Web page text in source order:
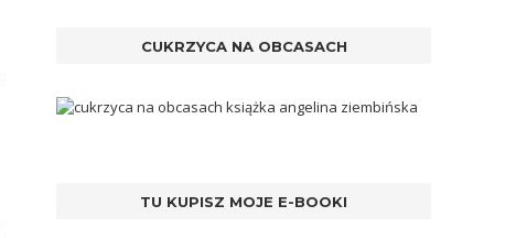
CUKRZYCA NA OBCASACH
TU KUPISZ MOJE E-BOOKI